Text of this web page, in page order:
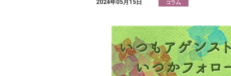
2024年05月15日